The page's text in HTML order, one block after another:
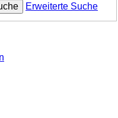
Erweiterte Suche